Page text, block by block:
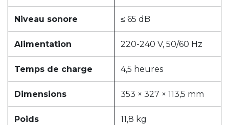
Niveau sonore ≤ 65 dB
Alimentation 220-240 V, 50/60 Hz
Temps de charge 4,5 heures
Dimensions 353 × 327 × 113,5 mm
Poids 11,8 kg